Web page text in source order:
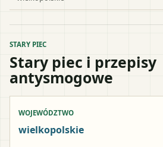
STARY PIEC
Stary piec i przepisy
antysmogowe
WOJEWÓDZTWO
wielkopolskie